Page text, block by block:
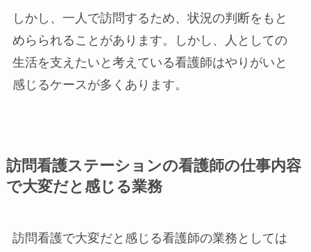
しかし、一人で訪問するため、状況の判断をもと
めらられることがあります。しかし、人としての
生活を支えたいと考えている看護師はやりがいと
感じるケースが多くあります。
訪問看護ステーションの看護師の仕事内容
で大変だと感じる業務
訪問看護で大変だと感じる看護師の業務としては